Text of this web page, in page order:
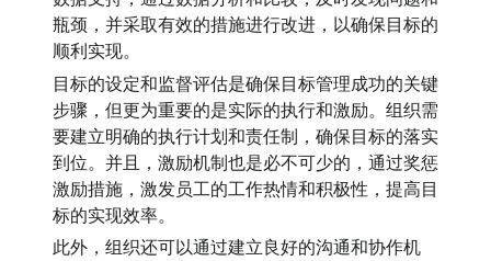
瓶颈，并采取有效的措施进行改进，以确保目标的
顺利实现。
目标的设定和监督评估是确保目标管理成功的关键
步骤，但更为重要的是实际的执行和激励。组织需
要建立明确的执行计划和责任制，确保目标的落实
到位。并且，激励机制也是必不可少的，通过奖惩
激励措施，激发员工的工作热情和积极性，提高目
标的实现效率。
此外，组织还可以通过建立良好的沟通和协作机